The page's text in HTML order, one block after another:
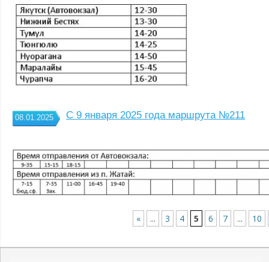
08.01.2025 С 9 января 2025 года маршрута №211
« ... 3 4 5 6 7 ... 10